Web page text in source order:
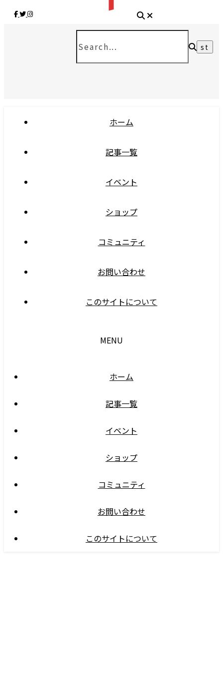
ホーム
記事一覧
イベント
ショップ
コミュニティ
お問い合わせ
このサイトについて
MENU
ホーム
記事一覧
イベント
ショップ
コミュニティ
お問い合わせ
このサイトについて